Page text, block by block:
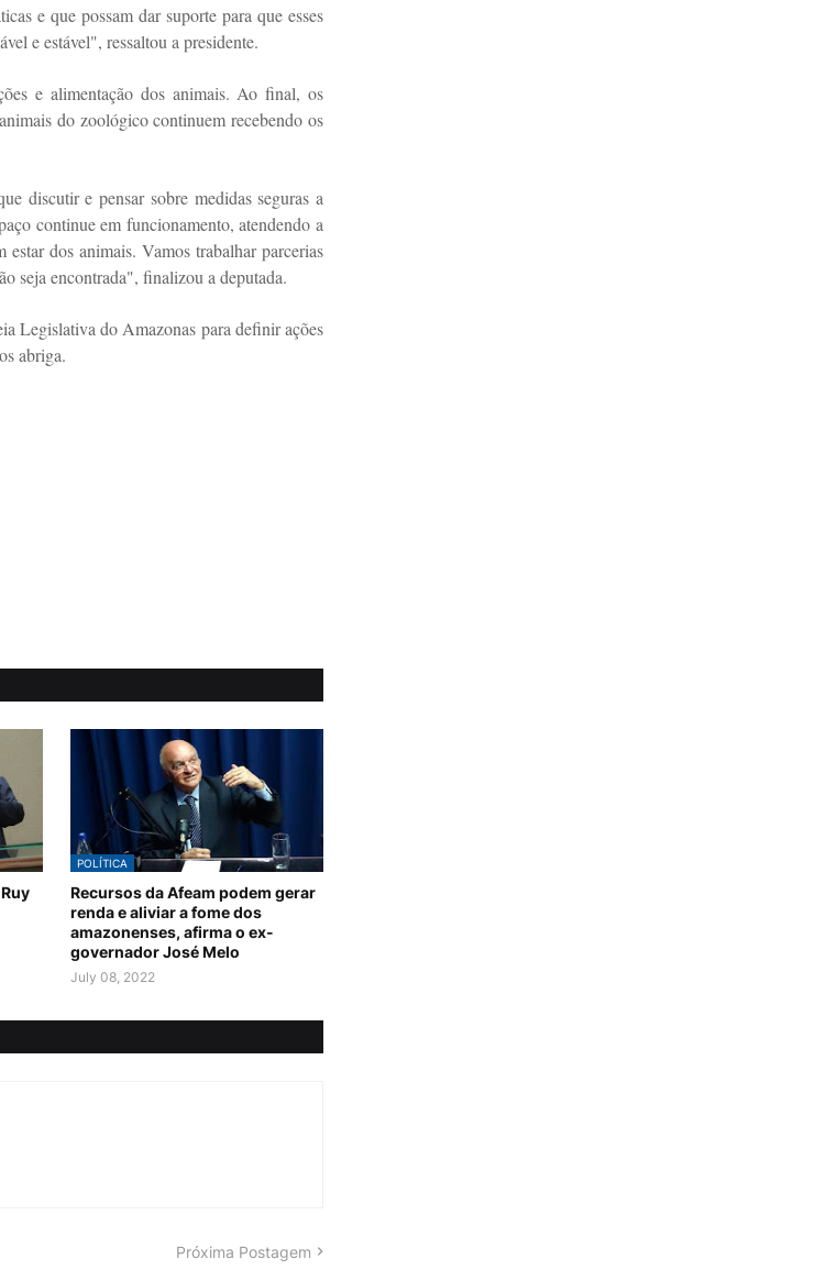
e que possam dar suporte para que esses
e estável", ressaltou a presidente.
e alimentação dos animais. Ao final, os
do zoológico continuem recebendo os
discutir e pensar sobre medidas seguras a
continue em funcionamento, atendendo a
dos animais. Vamos trabalhar parcerias
seja encontrada", finalizou a deputada.
Legislativa do Amazonas para definir ações
abriga.
POLÍTICA
Recursos da Afeam podem gerar
renda e aliviar a fome dos
amazonenses, afirma o ex-
governador José Melo
July 08, 2022
Próxima Postagem